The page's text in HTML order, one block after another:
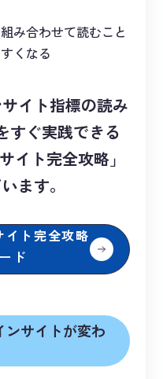
み合わせて読むこと
くなる
イト指標の読み
すぐ実践できる
イト完全攻略」
ます。
ト完全攻略
ド
ンサイトが変わ